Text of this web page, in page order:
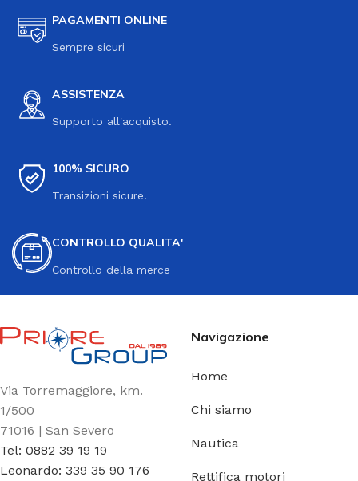
PAGAMENTI ONLINE
Sempre sicuri
ASSISTENZA
Supporto all'acquisto.
100% SICURO
Transizioni sicure.
CONTROLLO QUALITA'
Controllo della merce
Via Torremaggiore, km.
1/500
71016 | San Severo
Tel: 0882 39 19 19
Leonardo: 339 35 90 176
Navigazione
Home
Chi siamo
Nautica
Rettifica motori